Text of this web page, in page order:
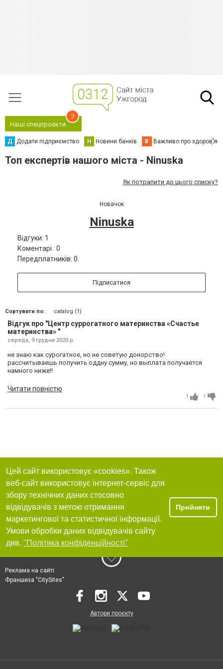
Наші спецпроєкти
7
Д Додати підприємство Н Новини банків В Важливо про здоров'я
Топ експертів нашого міста - Ninuska
Як потрапити до цього списку?
Новачок
Ninuska
Відгуки: 1
Коментарі : 0
Передплатників: 0
Підписатися
Сортувати по: catalog (1)
Відгук про "Центр суррогатного материнства «Счастье
материнства» "
середа, 9 грудня 2020 р.
не знаю как сурогатное, но не советую донорство!
рассчитываешь получить оддну сумму, но выплата получается
намного ниже!!
Читати повністю
1 1
Цей сайт використовує «cookies». Також
веб-сайт використовує інтернет-сервіс для
збору технічних даних стосовно
відвідувачів з метою отримання
маркетингової та статистичної інформації.
Умови обробки даних відвідувачів сайту
див. "Політика конфіденційності"
Прийняти
Реклама на сайті
Франшиза "CitySites"
Автори проєкту